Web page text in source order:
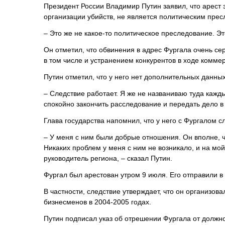
Президент России Владимир Путин заявил, что арест
организации убийств, не является политическим
– Это же не какое-то политическое преследование.
Он отметил, что обвинения в адрес Фургала очень
в том числе и устранением конкурентов в ходе
Путин отметил, что у него нет дополнительных
– Следствие работает. Я же не названиваю туда
спокойно закончить расследование и передать дело
Глава государства напомнил, что у него с Фургалом
– У меня с ним были добрые отношения. Он вполне,
Никаких проблем у меня с ним не возникало, и на
руководитель региона, – сказал Путин.
Фургал был арестован утром 9 июля. Его отправили
В частности, следствие утверждает, что он
бизнесменов в 2004-2005 годах.
Путин подписал указ об отрешении Фургала от